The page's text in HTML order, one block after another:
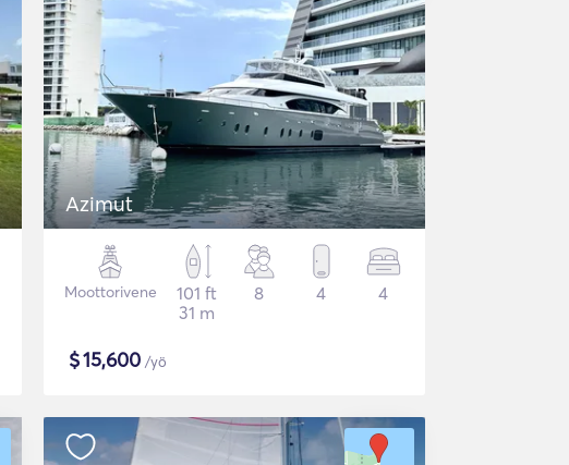
Azimut
Moottorivene
101 ft
31 m
8 4 4
$15,600 /yö